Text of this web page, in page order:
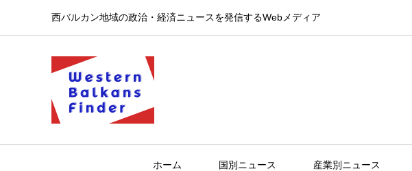
西バルカン地域の政治・経済ニュースを発信するWebメディア
ホーム 国別ニュース 産業別ニュース